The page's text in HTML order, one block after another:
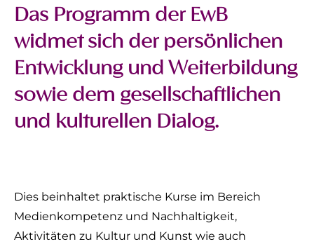
Das Programm der EwB
widmet sich der persönlichen
Entwicklung und Weiterbildung
sowie dem gesellschaftlichen
und kulturellen Dialog.
Dies beinhaltet praktische Kurse im Bereich
Medienkompetenz und Nachhaltigkeit,
Aktivitäten zu Kultur und Kunst wie auch